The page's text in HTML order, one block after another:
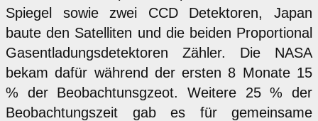
Spiegel sowie zwei CCD Detektoren, Japan
baute den Satelliten und die beiden Proportional
Gasentladungsdetektoren Zähler. Die NASA
bekam dafür während der ersten 8 Monate 15
% der Beobachtunsgzeot. Weitere 25 % der
Beobachtungszeit gab es für gemeinsame